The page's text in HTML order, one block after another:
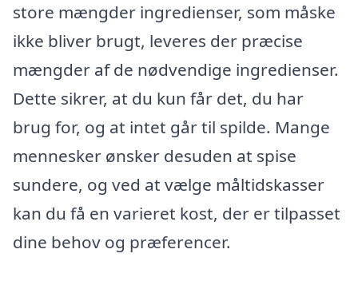
store mængder ingredienser, som måske
ikke bliver brugt, leveres der præcise
mængder af de nødvendige ingredienser.
Dette sikrer, at du kun får det, du har
brug for, og at intet går til spilde. Mange
mennesker ønsker desuden at spise
sundere, og ved at vælge måltidskasser
kan du få en varieret kost, der er tilpasset
dine behov og præferencer.